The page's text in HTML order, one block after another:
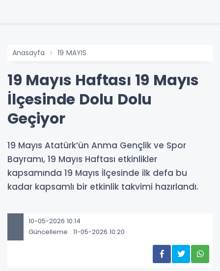
Anasayfa 19 MAYIS
19 Mayıs Haftası 19 Mayıs
İlçesinde Dolu Dolu
Geçiyor
19 Mayıs Atatürk’ün Anma Gençlik ve Spor
Bayramı, 19 Mayıs Haftası etkinlikler
kapsamında 19 Mayıs İlçesinde ilk defa bu
kadar kapsamlı bir etkinlik takvimi hazırlandı.
10-05-2026 10:14
Güncelleme : 11-05-2026 10:20